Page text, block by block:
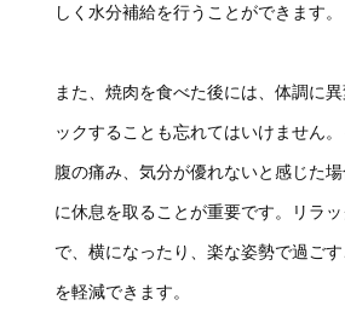
しく水分補給を行うことができます。
また、焼肉を食べた後には、体調に
ックすることも忘れてはいけません
腹の痛み、気分が優れないと感じた
に休息を取ることが重要です。リラ
で、横になったり、楽な姿勢で過ご
を軽減できます。